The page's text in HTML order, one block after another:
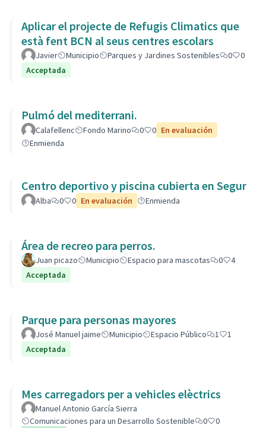
Aplicar el projecte de Refugis Climatics que
està fent BCN al seus centres escolars
Javier Municipio Parques y Jardines Sostenibles 0
0
Acceptada
Pulmó del mediterrani.
Calafellenc Fondo Marino 0 0 En evaluación
Enmienda
Centro deportivo y piscina cubierta en Segur
Alba 0 0 En evaluación Enmienda
Área de recreo para perros.
Juan picazo Municipio Espacio para mascotas 0
4
Acceptada
Parque para personas mayores
José Manuel jaime Municipio Espacio Público 1
1
Acceptada
Mes carregadors per a vehicles elèctrics
Manuel Antonio García Sierra
Comunicaciones para un Desarrollo Sostenible
0
0